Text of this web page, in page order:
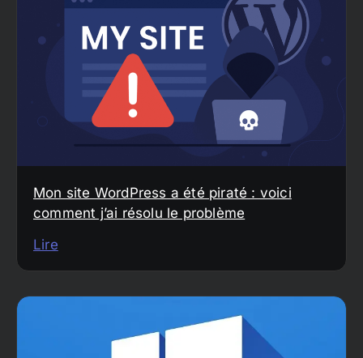
Mon site WordPress a été piraté : voici
comment j’ai résolu le problème
Lire